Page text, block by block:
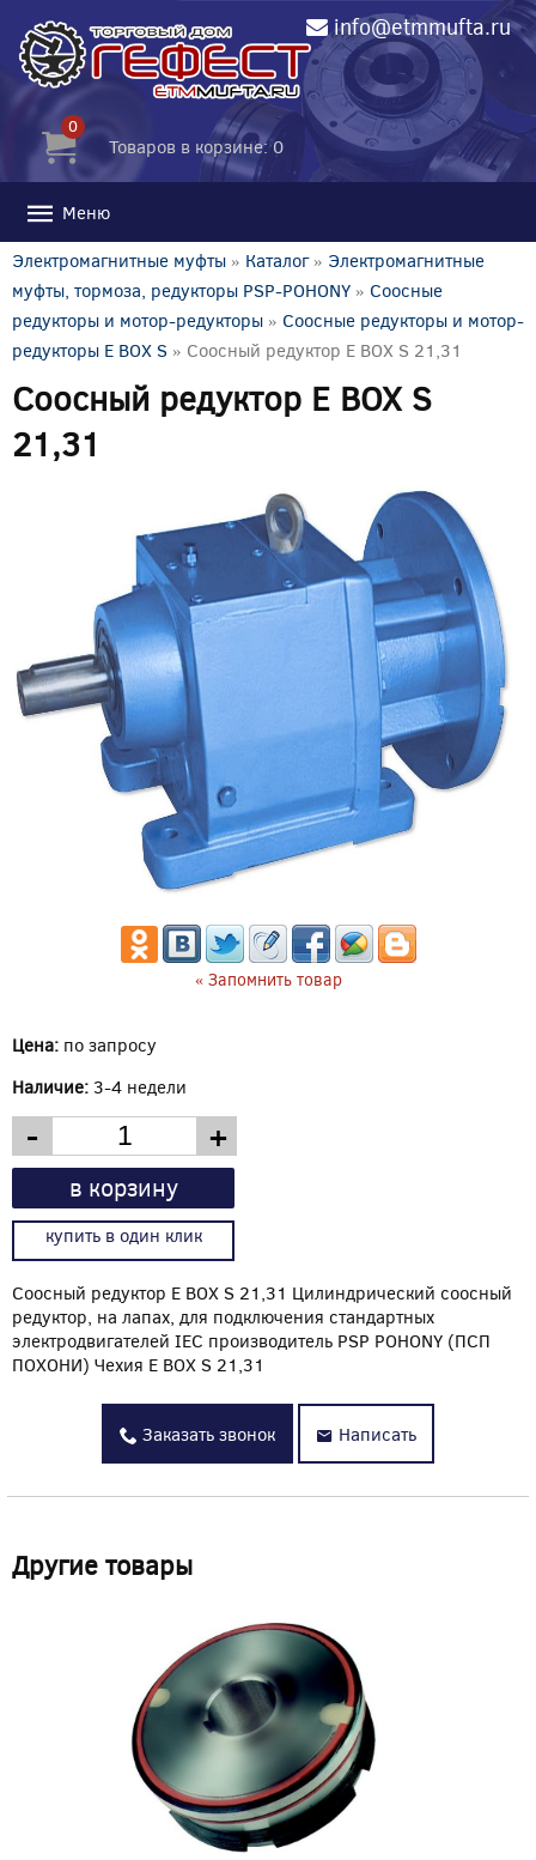
info@etmmufta.ru
0
Товаров в корзине: 0
Меню
Электромагнитные муфты » Каталог» Электромагнитные
муфты, тормоза, редукторы PSP-POHONY » Соосные
редукторы и мотор-редукторы » Соосные редукторы и мотор-
редукторы E BOX S » Соосный редуктор E BOX S 21,31
Соосный редуктор E BOX S
21,31
« Запомнить товар
Цена: по запросу
Наличие: 3-4 недели
- +
в корзину
купить в один клик
Соосный редуктор E BOX S 21,31 Цилиндрический соосный
редуктор, на лапах, для подключения стандартных
электродвигателей IEC производитель PSP POHONY (ПСП
ПОХОНИ) Чехия E BOX S 21,31
Заказать звонок Написать
Другие товары